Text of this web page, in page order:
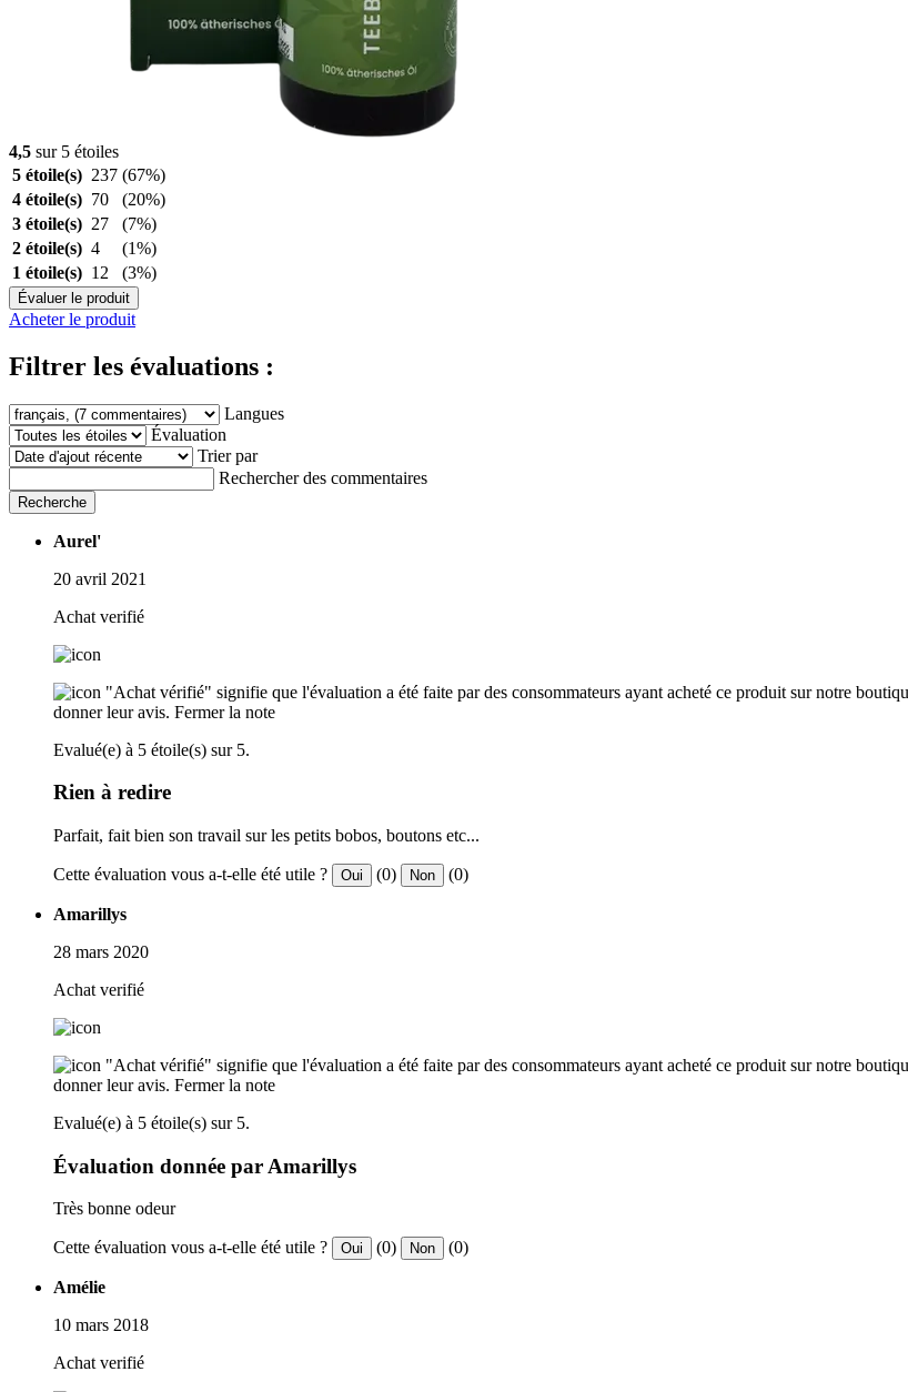
4,5 sur 5 étoiles
5 étoile(s) 237 (67%)
4 étoile(s) 70
(20%)
3 étoile(s) 27
(7%)
2 étoile(s) 4
(1%)
1 étoile(s) 12 (3%)
Évaluer le produit
Acheter le produit
Filtrer les évaluations :
Langues
Évaluation
Trier par
Rechercher des commentaires
Recherche
Aurel'
20 avril 2021
Achat verifié
"Achat vérifié" signifie que l'évaluation a été faite par des consommateurs ayant acheté ce produit sur notre
donner leur avis. Fermer la note
Evalué(e) à 5 étoile(s) sur 5.
Rien à redire
Parfait, fait bien son travail sur les petits bobos, boutons etc...
Cette évaluation vous a-t-elle été utile ? Oui (0) Non (0)
Amarillys
28 mars 2020
Achat verifié
"Achat vérifié" signifie que l'évaluation a été faite par des consommateurs ayant acheté ce produit sur notre
donner leur avis. Fermer la note
Evalué(e) à 5 étoile(s) sur 5.
Évaluation donnée par Amarillys
Très bonne odeur
Cette évaluation vous a-t-elle été utile ? Oui (0) Non (0)
Amélie
10 mars 2018
Achat verifié